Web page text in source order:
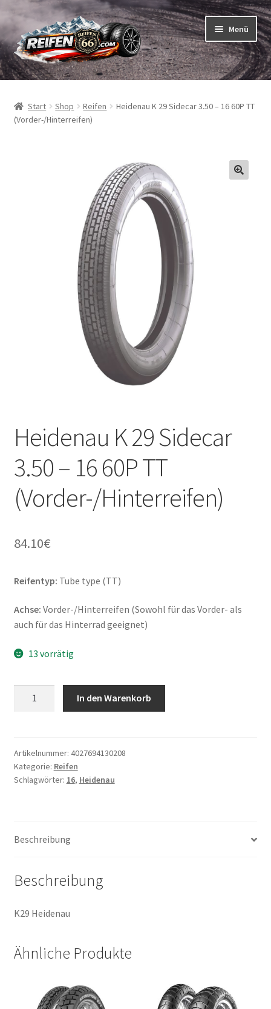
Zur
Navigation
springen
Zum
Inhalt
springen
Menü
Reifen
Schläuche
Start Shop Reifen
Heidenau K 29 Sidecar 3.50 – 16 60P TT
(Vorder-/Hinterreifen)
Heidenau K 29 Sidecar
3.50 – 16 60P TT
(Vorder-/Hinterreifen)
84.10€
Reifentyp: Tube type (TT)
Achse: Vorder-/Hinterreifen (Sowohl für das Vorder- als
auch für das Hinterrad geeignet)
13 vorrätig
3.50
-
16
Menge
In den Warenkorb
Artikelnummer: 4027694130208
Kategorie: Reifen
Schlagwörter: 16, Heidenau
Beschreibung
Beschreibung
K29 Heidenau
Ähnliche Produkte